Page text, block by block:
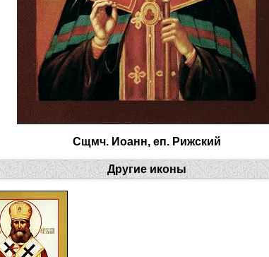
Сщмч. Иоанн, еп. Рижский
Другие иконы